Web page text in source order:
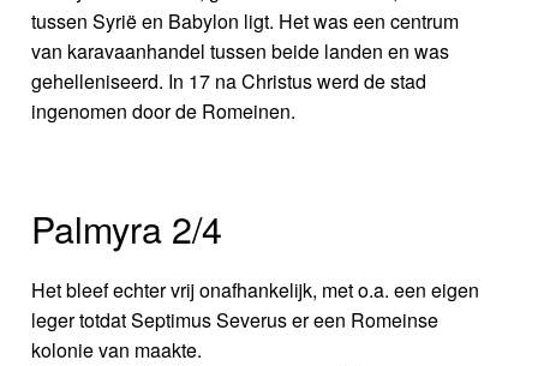
tussen Syrië en Babylon ligt. Het was een centrum
van karavaanhandel tussen beide landen en was
gehelleniseerd. In 17 na Christus werd de stad
ingenomen door de Romeinen.
Palmyra 2/4
Het bleef echter vrij onafhankelijk, met o.a. een eigen
leger totdat Septimus Severus er een Romeinse
kolonie van maakte.